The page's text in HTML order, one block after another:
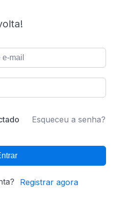
Esqueceu a senha?
Registrar agora